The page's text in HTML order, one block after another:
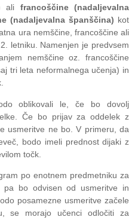
ali francoščine (nadaljevalna
(nadaljevalna španščina) kot
ura nemščine, francoščine ali
letniku. Namenjen je predvsem
nemščine oz. francoščine
tri leta neformalnega učenja) in
oblikovali le, če bo dovolj
Če bo prijav za oddelek z
usmeritve ne bo. V primeru, da
bodo imeli prednost dijaki z
točk.
po enotnem predmetniku za
bo odvisen od usmeritve in
posamezne usmeritve začele
se morajo učenci odločiti za